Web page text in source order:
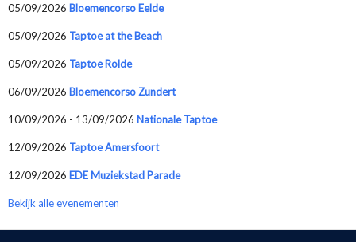
05/09/2026 Bloemencorso Eelde
05/09/2026 Taptoe at the Beach
05/09/2026 Taptoe Rolde
06/09/2026 Bloemencorso Zundert
10/09/2026 - 13/09/2026 Nationale Taptoe
12/09/2026 Taptoe Amersfoort
12/09/2026 EDE Muziekstad Parade
Bekijk alle evenementen